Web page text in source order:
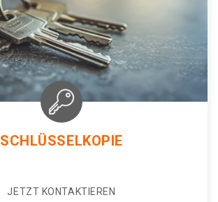
SCHLÜSSELKOPIE
JETZT KONTAKTIEREN